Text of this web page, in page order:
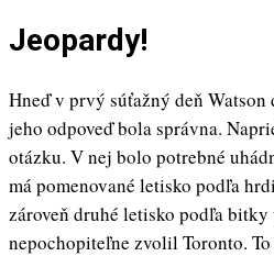
Jeopardy!
Hneď v prvý súťažný deň
jeho odpoveď bola správna.
otázku. V nej bolo potrebné
má pomenované letisko podľa
zároveň druhé letisko podľa
nepochopiteľne zvolil Toronto.